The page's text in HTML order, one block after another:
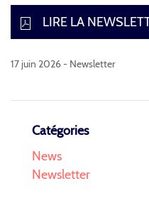
LIRE LA
17 juin 2026 - Newsletter
Catégories
News
Newsletter